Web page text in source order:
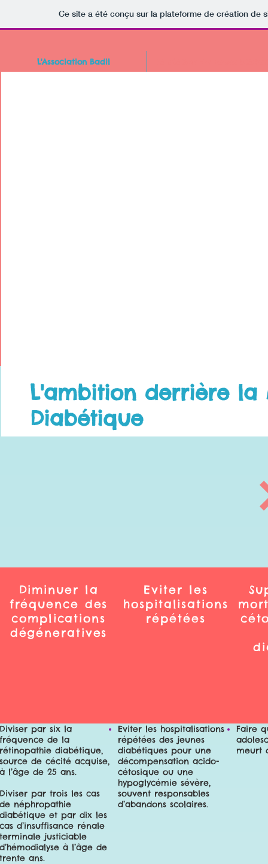
Ce site a été conçu sur la plateforme de création de
L'Association Badil
L'ambition derrière la
Diabétique
Diminuer la
fréquence des
complications
dégéneratives
Eviter les
hospitalisations
répétées
Diviser par six la
fréquence de la
rétinopathie diabétique,
source de cécité acquise,
à l’âge de 25 ans.
Diviser par trois les cas
de néphropathie
diabétique et par dix les
cas d’insuffisance rénale
terminale justiciable
d’hémodialyse à l’âge de
trente ans.
Eviter les hospitalisations
répétées des jeunes
diabétiques pour une
décompensation acido-
cétosique ou une
hypoglycémie sévère,
souvent responsables
d’abandons scolaires.
Faire
meurt